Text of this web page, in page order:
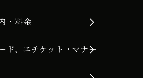
・料金
ド、エチケット・マナー